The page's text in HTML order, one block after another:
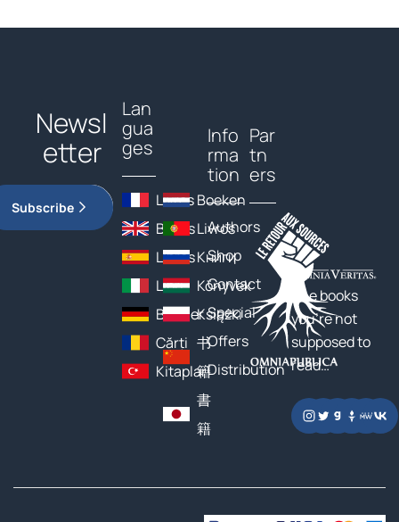
Newsl
etter
Subscribe
Lan
gua
ges
Livres
Books
Libros
Libri
Bücher
Cărți
Kitaplar
Boeken
Livros
Книги
Könyvek
Książki
书
籍
書
籍
Info
rma
tion
Authors
Shop
Contact
Special
Offers
Distribution
Par
tn
ers
The books
you’re not
supposed to
read…